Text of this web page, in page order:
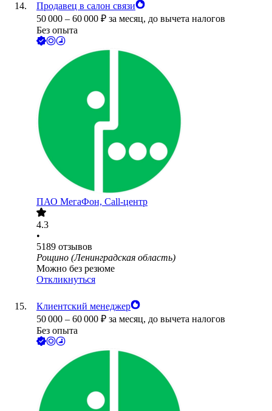
Продавец в салон связи
50 000 – 60 000 ₽ за месяц, до вычета налогов
Без опыта
ПАО МегаФон, Call-центр
4.3
•
5189 отзывов
Рощино (Ленинградская область)
Можно без резюме
Откликнуться
Клиентский менеджер
50 000 – 60 000 ₽ за месяц, до вычета налогов
Без опыта